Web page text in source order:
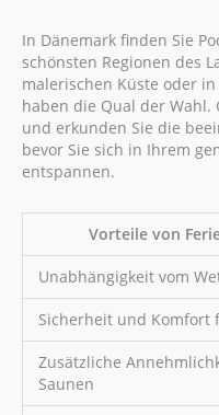
In Dänemark finden Sie
schönsten Regionen des
malerischen Küste oder
haben die Qual der Wahl.
und erkunden Sie die
bevor Sie sich in Ihrem
entspannen.
Vorteile von
Unabhängigkeit vom
Sicherheit und Komfort
Zusätzliche
Saunen